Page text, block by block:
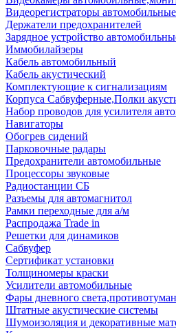
Видеорегистраторы автомобильные
Держатели предохранителей
Зарядное устройство
Иммобилайзеры
Кабель автомобильный
Кабель акустический
Комплектующие к сигнализациям
Корпуса Сабвуферные,Полки
Набор проводов для усилителя
Навигаторы
Обогрев сидений
Парковочные радары
Предохранители автомобильные
Процессоры звуковые
Радиостанции СБ
Разъемы для автомагнитол
Рамки переходные для а/м
Распродажа Trade in
Решетки для динамиков
Сабвуфер
Сертификат установки
Толщиномеры краски
Усилители автомобильные
Фары дневного
Штатные акустические системы
Шумоизоляция и декоративные